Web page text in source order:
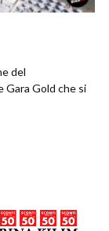
del
Gara Gold che si